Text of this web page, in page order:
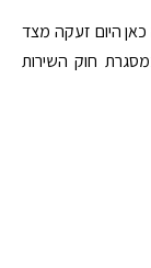
היום זעקה מצד
חוק השירות